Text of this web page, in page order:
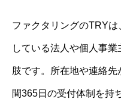
ファクタリングのTRY
している法人や個人事
肢です。所在地や連絡
間365日の受付体制を持